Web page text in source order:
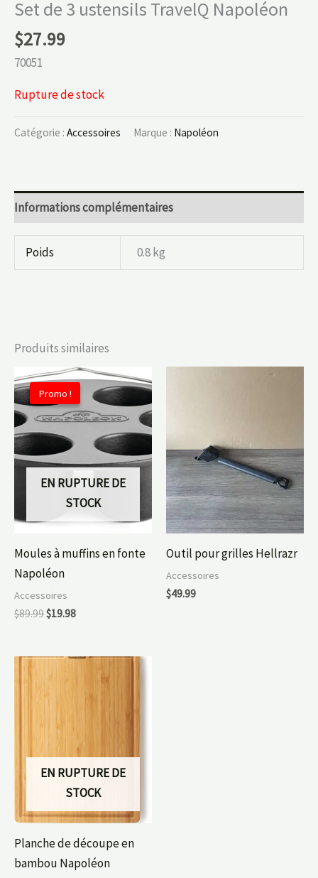
Set de 3 ustensils TravelQ Napoléon
$27.99
70051
Rupture de stock
Catégorie : Accessoires Marque : Napoléon
Informations complémentaires
Poids 0.8 kg
Produits similaires
Promo !
EN RUPTURE DE
STOCK
Promo !
Moules à muffins en fonte
Napoléon
Accessoires
$89.99
Le
prix
initial
était :
$89.99.
$19.98
Le
prix
actuel
est :
$19.98.
Outil pour grilles Hellrazr
Accessoires
$49.99
EN RUPTURE DE
STOCK
Planche de découpe en
bambou Napoléon